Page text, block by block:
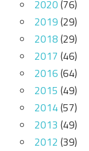
2020(76)
2019(29)
2018(29)
2017 (46)
2016(64)
2015 (49)
2014(57)
2013 (49)
2012 (39)